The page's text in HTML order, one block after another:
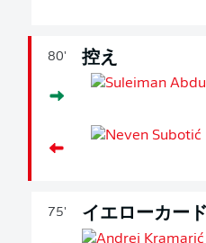
80' 控え
75' イエローカード